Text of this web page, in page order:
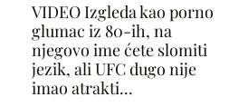
VIDEO Izgleda kao porno
glumac iz 80-ih, na
njegovo ime ćete slomiti
jezik, ali UFC dugo nije
imao atrakti...